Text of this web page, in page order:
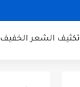
تكثيف الشعر الخفيف